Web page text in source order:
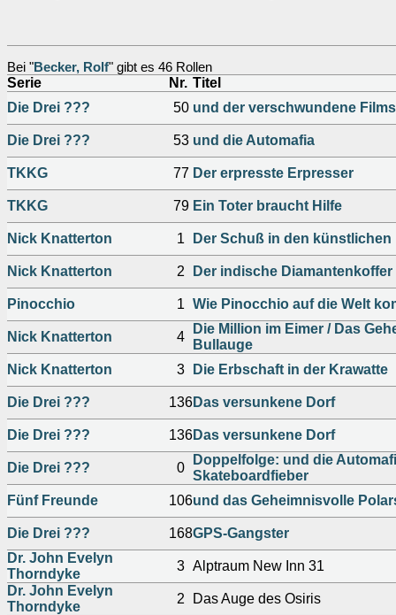
Bei "Becker, Rolf" gibt es 46 Rollen
Serie Nr. Titel
Die Drei ???
50 und der verschwundene
Die Drei ??? 53 und die Automafia
TKKG 77 Der erpresste Erpresser
TKKG 79 Ein Toter braucht Hilfe
Nick Knatterton 1 Der Schuß in den
Nick Knatterton 2 Der indische Diamantenkoffer
Pinocchio 1 Wie Pinocchio auf die Welt
Nick Knatterton 4
Die Million im Eimer / Das
Bullauge
Nick Knatterton
3 Die Erbschaft in der Krawatte
Die Drei ??? 136Das versunkene Dorf
Die Drei ??? 136Das versunkene Dorf
Die Drei ??? 0
Doppelfolge: und die
Skateboardfieber
Fünf Freunde
106und das Geheimnisvolle
Die Drei ??? 168GPS-Gangster
Dr. John Evelyn
Thorndyke
3 Alptraum New Inn 31
Dr. John Evelyn
Thorndyke
2
Das Auge des Osiris